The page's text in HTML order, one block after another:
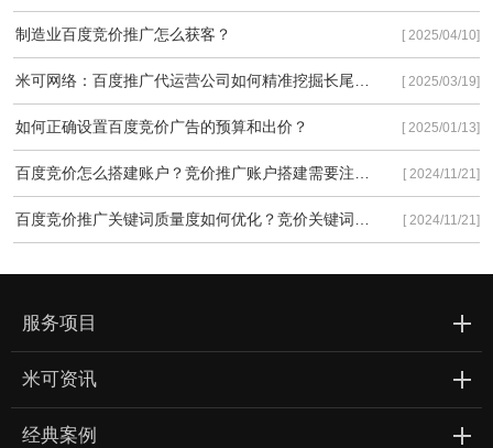
制造业百度竞价推广怎么获客？ [ 2025/04/10]
[ 2025/03/19]
如何正确设置百度竞价广告的预算和出价？ [ 2025/01/13]
[ 2024/11/21]
[ 2024/11/21]
服务项目
米可资讯
经典案例